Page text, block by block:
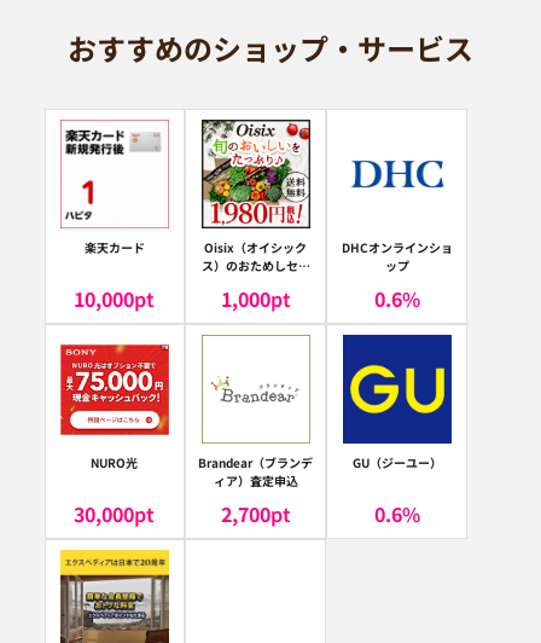
おすすめのショップ・サービス
楽天カード
10,000pt
Oisix（オイシック
ス）のおためしセッ
1,000pt
DHCオンラインショ
ップ
0.6%
NURO光
30,000pt
Brandear（ブランデ
ィア）査定申込
2,700pt
GU（ジーユー）
0.6%